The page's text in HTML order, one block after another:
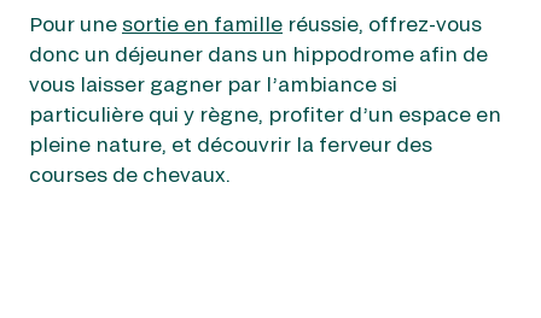
Pour une sortie en famille réussie, offrez-vous
donc un déjeuner dans un hippodrome afin de
vous laisser gagner par l’ambiance si
particulière qui y règne, profiter d’un espace en
pleine nature, et découvrir la ferveur des
courses de chevaux.